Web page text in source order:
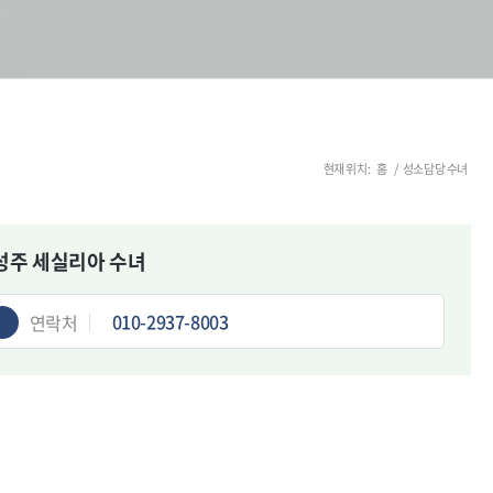
현재 위치: 홈 / 성소담당 수녀
주 세실리아 수녀
연락처 010-2937-8003